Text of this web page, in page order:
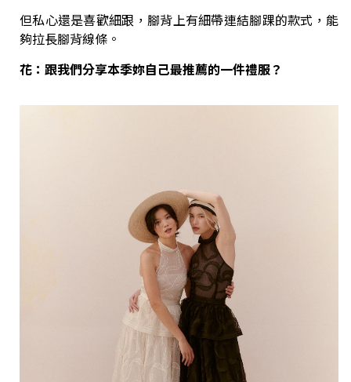
但私心還是喜歡細跟，腳背上有細帶連結腳踝的款式，能
夠拉長腳背線條。
花：跟我們分享本季妳自己最推薦的一件禮服？